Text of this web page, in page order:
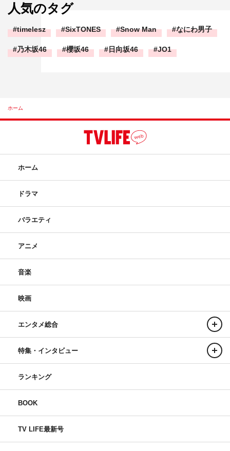
人気のタグ
timelesz SixTONES Snow Man なにわ男子
乃木坂46 櫻坂46 日向坂46 JO1
ホーム
ホーム
ドラマ
バラエティ
アニメ
音楽
映画
エンタメ総合
特集・インタビュー
ランキング
BOOK
TV LIFE最新号